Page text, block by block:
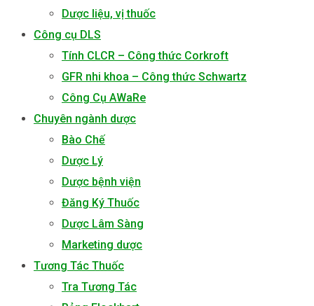
Dược liệu, vị thuốc
Công cụ DLS
Tính CLCR – Công thức Corkroft
GFR nhi khoa – Công thức Schwartz
Công Cụ AWaRe
Chuyên ngành dược
Bào Chế
Dược Lý
Dược bệnh viện
Đăng Ký Thuốc
Dược Lâm Sàng
Marketing dược
Tương Tác Thuốc
Tra Tương Tác